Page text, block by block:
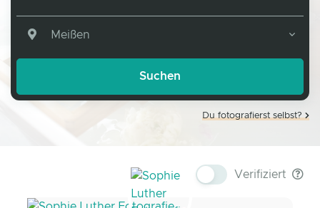
Meißen
Du fotografierst selbst?
Verifiziert